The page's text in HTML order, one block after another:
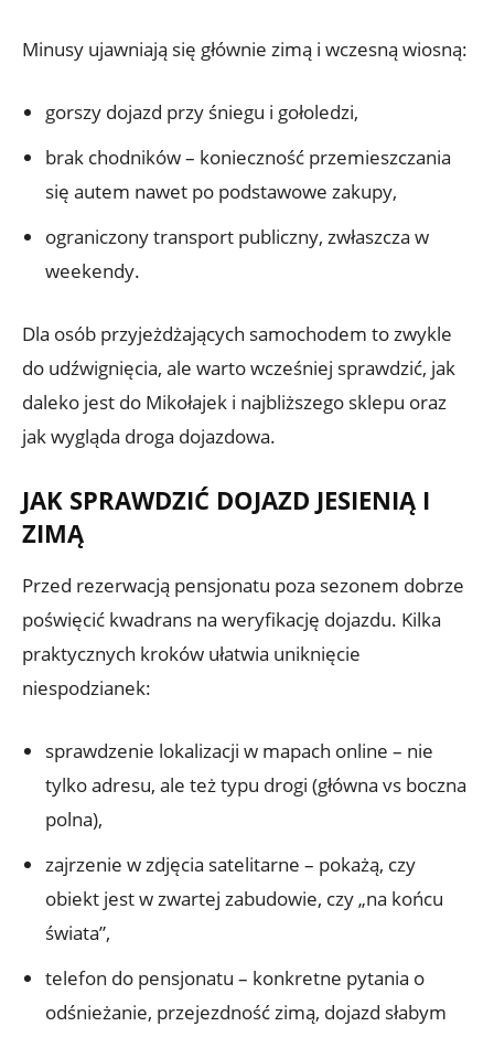
Minusy ujawniają się głównie zimą i wczesną wiosną:
gorszy dojazd przy śniegu i gołoledzi,
brak chodników – konieczność przemieszczania
się autem nawet po podstawowe zakupy,
ograniczony transport publiczny, zwłaszcza w
weekendy.
Dla osób przyjeżdżających samochodem to zwykle
do udźwignięcia, ale warto wcześniej sprawdzić, jak
daleko jest do Mikołajek i najbliższego sklepu oraz
jak wygląda droga dojazdowa.
JAK SPRAWDZIĆ DOJAZD JESIENIĄ I
ZIMĄ
Przed rezerwacją pensjonatu poza sezonem dobrze
poświęcić kwadrans na weryfikację dojazdu. Kilka
praktycznych kroków ułatwia uniknięcie
niespodzianek:
sprawdzenie lokalizacji w mapach online – nie
tylko adresu, ale też typu drogi (główna vs boczna
polna),
zajrzenie w zdjęcia satelitarne – pokażą, czy
obiekt jest w zwartej zabudowie, czy „na końcu
świata”,
telefon do pensjonatu – konkretne pytania o
odśnieżanie, przejezdność zimą, dojazd słabym